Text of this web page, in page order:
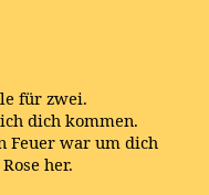
für zwei.
dich kommen.
Feuer war um dich
her.